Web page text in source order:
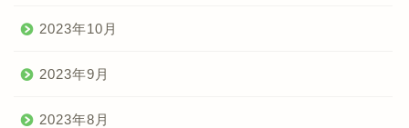
2023年10月
2023年9月
2023年8月